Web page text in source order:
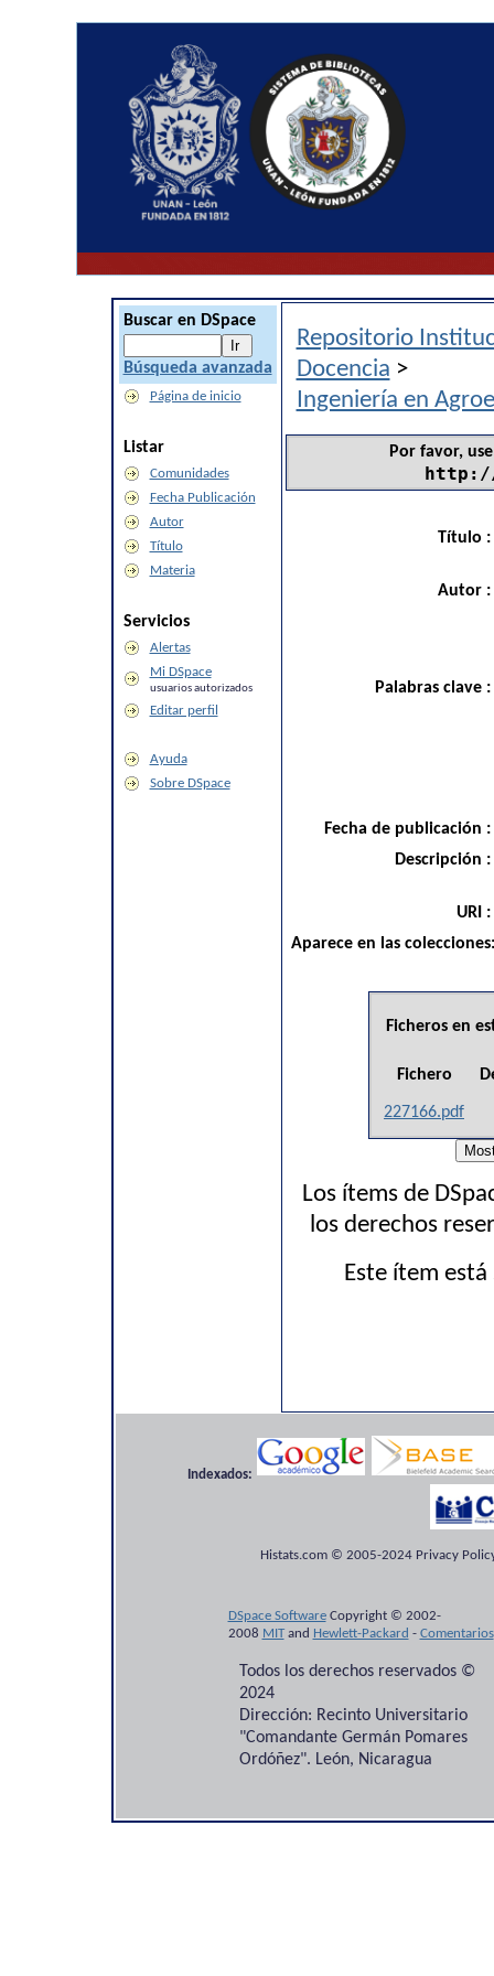
Buscar en DSpace
Búsqueda avanzada
Página de inicio
Listar
Comunidades
Fecha Publicación
Autor
Título
Materia
Servicios
Alertas
Mi DSpace
usuarios autorizados
Editar perfil
Ayuda
Sobre DSpace
Repositorio
Docencia >
Ingeniería en
Por favor,
http://
Título :
Autor :
Palabras clave :
Fecha de publicación :
Descripción :
URI :
Aparece en las colecciones:
Ficheros en
Fichero
227166.pdf
Los ítems de
los derechos
Este ítem
Indexados:
Histats.com © 2005-2024 Privacy
DSpace SoftwareCopyright © 2002-
2008 MITand Hewlett-Packard - Comentarios
Todos los derechos reservados ©
2024
Dirección: Recinto Universitario
"Comandante Germán Pomares
Ordóñez". León, Nicaragua